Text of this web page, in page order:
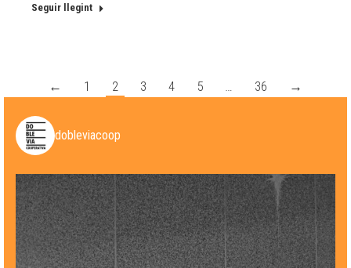
Seguir llegint
← 1 2 3 4 5 36 →
dobleviacoop